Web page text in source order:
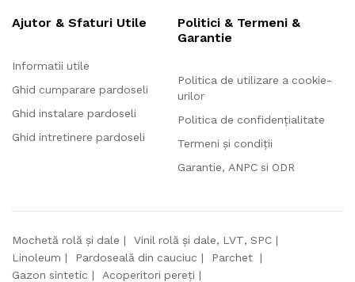
Ajutor & Sfaturi Utile
Informatii utile
Ghid cumparare pardoseli
Ghid instalare pardoseli
Ghid intretinere pardoseli
Politici & Termeni &
Garantie
Politica de utilizare a cookie-
urilor
Politica de confidențialitate
Termeni și condiții
Garantie, ANPC si ODR
Mochetă rolă și dale
Vinil rolă și dale, LVT, SPC
Linoleum
Pardoseală din cauciuc
Parchet
Gazon sintetic
Acoperitori pereți